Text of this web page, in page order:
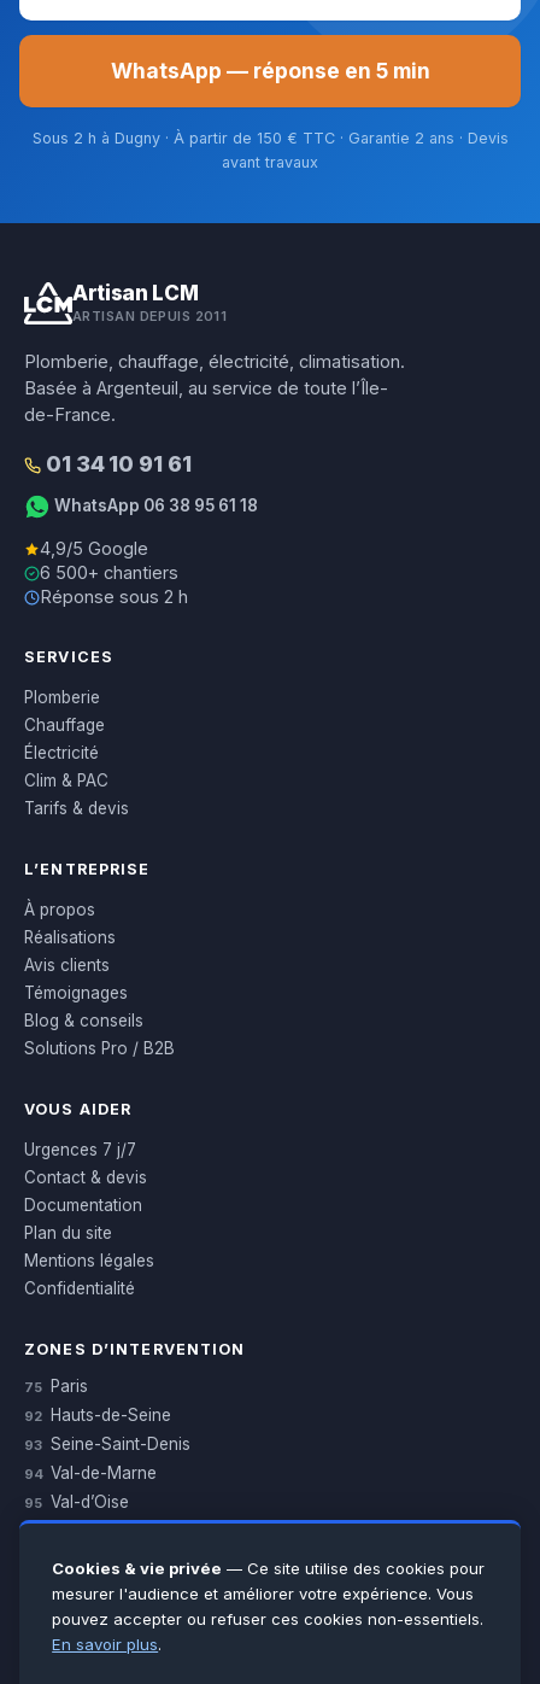
WhatsApp — réponse en 5 min
Sous 2 h à Dugny · À partir de 150 € TTC · Garantie 2 ans · Devis
avant travaux
Artisan LCM
ARTISAN DEPUIS 2011
Plomberie, chauffage, électricité, climatisation.
Basée à Argenteuil, au service de toute l’Île-
de-France.
01 34 10 91 61
WhatsApp 06 38 95 61 18
4,9/5 Google
6 500+ chantiers
Réponse sous 2 h
SERVICES
Plomberie
Chauffage
Électricité
Clim & PAC
Tarifs & devis
L’ENTREPRISE
À propos
Réalisations
Avis clients
Témoignages
Blog & conseils
Solutions Pro / B2B
VOUS AIDER
Urgences 7 j/7
Contact & devis
Documentation
Plan du site
Mentions légales
Confidentialité
ZONES D’INTERVENTION
75 Paris
92 Hauts-de-Seine
93 Seine-Saint-Denis
94 Val-de-Marne
95 Val-d’Oise
Essonne
Seine-et-Marne
Voir toutes les villes →
Cookies & vie privée — Ce site utilise des cookies pour
mesurer l'audience et améliorer votre expérience. Vous
pouvez accepter ou refuser ces cookies non-essentiels.
En savoir plus.